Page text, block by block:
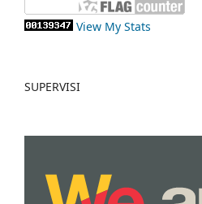
View My Stats
SUPERVISI